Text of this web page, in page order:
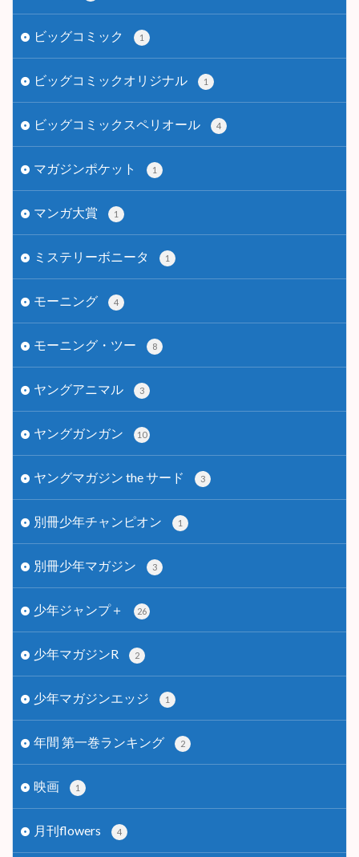
ビッグコミック 1
ビッグコミックオリジナル 1
ビッグコミックスペリオール 4
マガジンポケット 1
マンガ大賞 1
ミステリーボニータ 1
モーニング 4
モーニング・ツー 8
ヤングアニマル 3
ヤングガンガン 10
ヤングマガジン the サード 3
別冊少年チャンピオン 1
別冊少年マガジン 3
少年ジャンプ＋ 26
少年マガジンR 2
少年マガジンエッジ 1
年間 第一巻ランキング 2
映画 1
月刊flowers 4